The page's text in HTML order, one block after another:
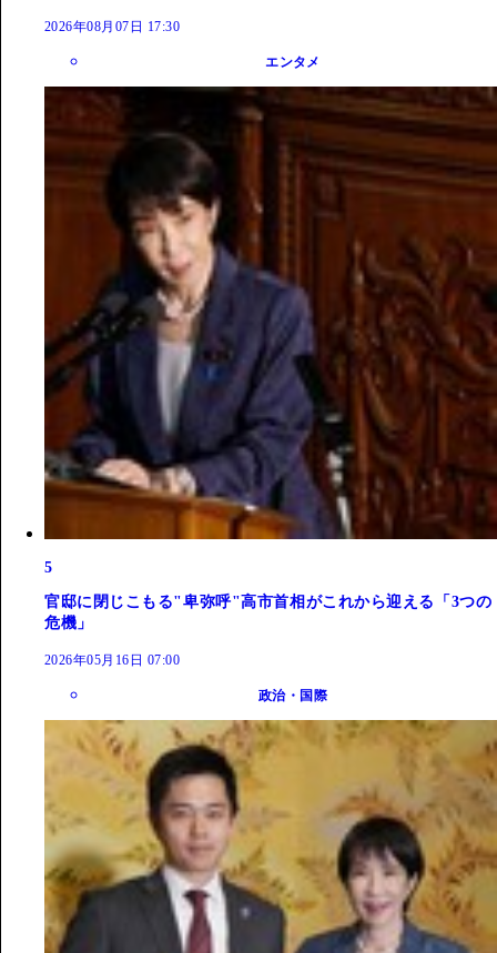
2026年08月07日 17:30
エンタメ
5
官邸に閉じこもる"卑弥呼"高市首相がこれから迎える「3つの
危機」
2026年05月16日 07:00
政治・国際